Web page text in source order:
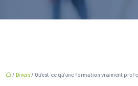
/ Divers/ Qu’est-ce qu’une formation vraiment